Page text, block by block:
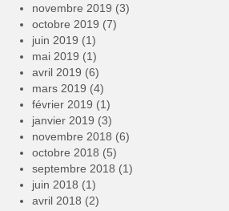
novembre 2019 (3)
octobre 2019 (7)
juin 2019 (1)
mai 2019 (1)
avril 2019 (6)
mars 2019 (4)
février 2019 (1)
janvier 2019 (3)
novembre 2018 (6)
octobre 2018 (5)
septembre 2018 (1)
juin 2018 (1)
avril 2018 (2)